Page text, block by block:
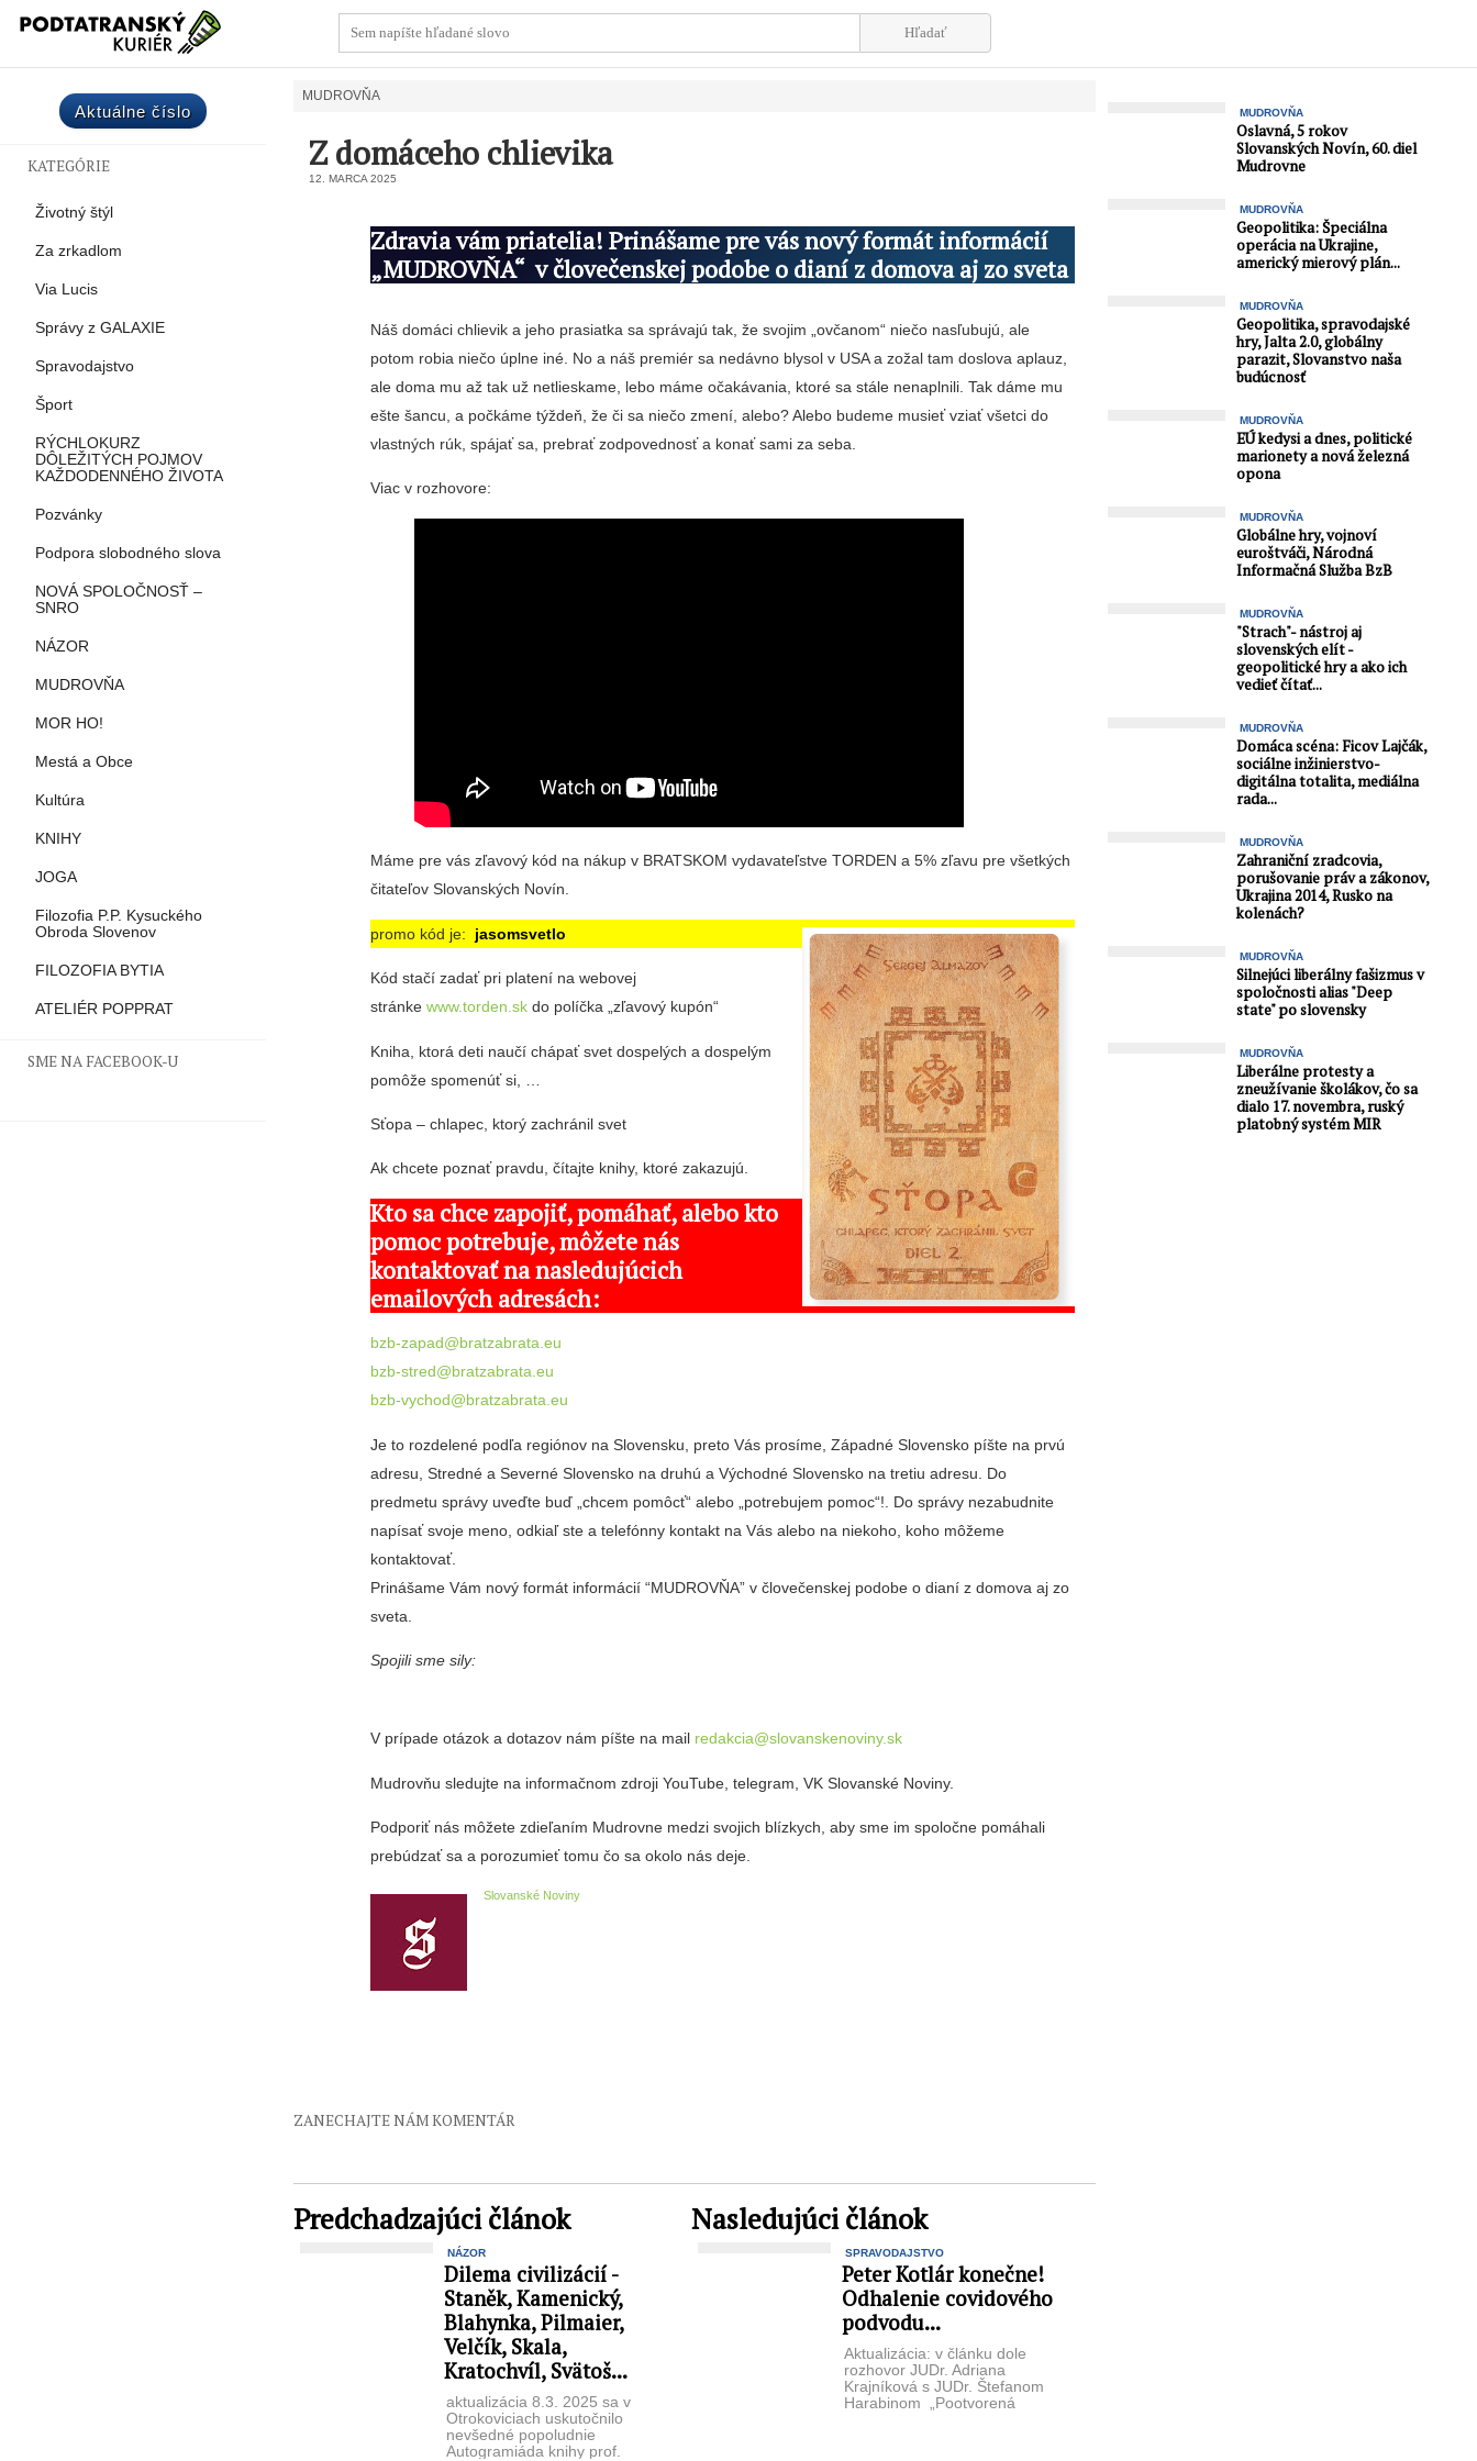
Aktuálne číslo
KATEGÓRIE
Životný štýl
Za zrkadlom
Via Lucis
Správy z GALAXIE
Spravodajstvo
Šport
RÝCHLOKURZ
DÔLEŽITÝCH POJMOV
KAŽDODENNÉHO ŽIVOTA
Pozvánky
Podpora slobodného slova
NOVÁ SPOLOČNOSŤ –
SNRO
NÁZOR
MUDROVŇA
MOR HO!
Mestá a Obce
Kultúra
KNIHY
JOGA
Filozofia P.P. Kysuckého
Obroda Slovenov
FILOZOFIA BYTIA
ATELIÉR POPPRAT
SME NA FACEBOOK-U
MUDROVŇA
Z domáceho chlievika
12. MARCA 2025
Zdravia vám priatelia! Prinášame pre vás nový formát informácií
„MUDROVŇA“ v človečenskej podobe o dianí z domova aj zo sveta
Náš domáci chlievik a jeho prasiatka sa správajú tak, že svojim „ovčanom“ niečo nasľubujú, ale
potom robia niečo úplne iné. No a náš premiér sa nedávno blysol v USA a zožal tam doslova aplauz,
ale doma mu až tak už netlieskame, lebo máme očakávania, ktoré sa stále nenaplnili. Tak dáme mu
ešte šancu, a počkáme týždeň, že či sa niečo zmení, alebo? Alebo budeme musieť vziať všetci do
vlastných rúk, spájať sa, prebrať zodpovednosť a konať sami za seba.
Viac v rozhovore:
Máme pre vás zľavový kód na nákup v BRATSKOM vydavateľstve TORDEN a 5% zľavu pre všetkých
čitateľov Slovanských Novín.
promo kód je: jasomsvetlo
Kód stačí zadať pri platení na webovej
stránkewww.torden.sk do políčka „zľavový kupón“
Kniha, ktorá deti naučí chápať svet dospelých a dospelým
pomôže spomenúť si, …
Sťopa – chlapec, ktorý zachránil svet
Ak chcete poznať pravdu, čítajte knihy, ktoré zakazujú.
Kto sa chce zapojiť, pomáhať, alebo kto
pomoc potrebuje, môžete nás
kontaktovať na nasledujúcich
emailových adresách:
bzb-zapad@bratzabrata.eu
bzb-stred@bratzabrata.eu
bzb-vychod@bratzabrata.eu
Je to rozdelené podľa regiónov na Slovensku, preto Vás prosíme, Západné Slovensko píšte na prvú
adresu, Stredné a Severné Slovensko na druhú a Východné Slovensko na tretiu adresu. Do
predmetu správy uveďte buď „chcem pomôcť“ alebo „potrebujem pomoc“!. Do správy nezabudnite
napísať svoje meno, odkiaľ ste a telefónny kontakt na Vás alebo na niekoho, koho môžeme
kontaktovať.
Prinášame Vám nový formát informácií “MUDROVŇA” v človečenskej podobe o dianí z domova aj zo
sveta.
Spojili sme sily:
V prípade otázok a dotazov nám píšte na mail redakcia@slovanskenoviny.sk
Mudrovňu sledujte na informačnom zdroji YouTube, telegram, VK Slovanské Noviny.
Podporiť nás môžete zdieľaním Mudrovne medzi svojich blízkych, aby sme im spoločne pomáhali
prebúdzať sa a porozumieť tomu čo sa okolo nás deje.
Slovanské Noviny
ZANECHAJTE NÁM KOMENTÁR
Predchadzajúci článok
NÁZOR
Dilema civilizácií -
Staněk, Kamenický,
Blahynka, Pilmaier,
Velčík, Skala,
Kratochvíl, Svätoš...
aktualizácia 8.3. 2025 sa v
Otrokoviciach uskutočnilo
nevšedné popoludnie
Autogramiáda knihy prof.
Nasledujúci článok
SPRAVODAJSTVO
Peter Kotlár konečne!
Odhalenie covidového
podvodu...
Aktualizácia: v článku dole
rozhovor JUDr. Adriana
Krajníková s JUDr. Štefanom
Harabinom „Pootvorená
MUDROVŇA
Oslavná, 5 rokov
Slovanských Novín, 60. diel
Mudrovne
MUDROVŇA
Geopolitika: Špeciálna
operácia na Ukrajine,
americký mierový plán...
MUDROVŇA
Geopolitika, spravodajské
hry, Jalta 2.0, globálny
parazit, Slovanstvo naša
budúcnosť
MUDROVŇA
EÚ kedysi a dnes, politické
marionety a nová železná
opona
MUDROVŇA
Globálne hry, vojnoví
euroštváči, Národná
Informačná Služba BzB
MUDROVŇA
"Strach"- nástroj aj
slovenských elít -
geopolitické hry a ako ich
vedieť čítať...
MUDROVŇA
Domáca scéna: Ficov Lajčák,
sociálne inžinierstvo-
digitálna totalita, mediálna
rada...
MUDROVŇA
Zahraniční zradcovia,
porušovanie práv a zákonov,
Ukrajina 2014, Rusko na
kolenách?
MUDROVŇA
Silnejúci liberálny fašizmus v
spoločnosti alias "Deep
state" po slovensky
MUDROVŇA
Liberálne protesty a
zneužívanie školákov, čo sa
dialo 17. novembra, ruský
platobný systém MIR